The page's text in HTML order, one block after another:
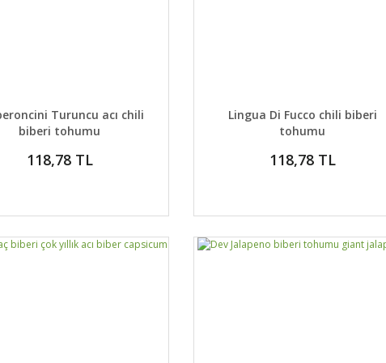
SEPETE EKLE
Turuncu acı chili
biberi tohumu
118,78 TL
DETAYLAR SEPETE EKLE
Lingua Di Fucco chili biberi
tohumu
118,78 TL